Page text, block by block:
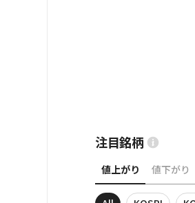
注目銘柄
値上がり 値下がり